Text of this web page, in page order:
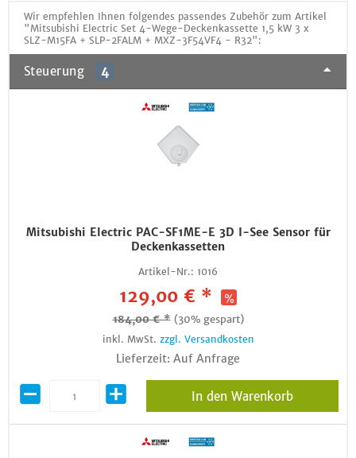
Wir empfehlen Ihnen folgendes passendes Zubehör zum Artikel
"Mitsubishi Electric Set 4-Wege-Deckenkassette 1,5 kW 3 x
SLZ-M15FA + SLP-2FALM + MXZ-3F54VF4 - R32":
Steuerung 4
Mitsubishi Electric PAC-SF1ME-E 3D I-See Sensor für
Deckenkassetten
Artikel-Nr.: 1016
129,00 € *
184,00 € * (30% gespart)
inkl. MwSt. zzgl. Versandkosten
Lieferzeit: Auf Anfrage
In den Warenkorb